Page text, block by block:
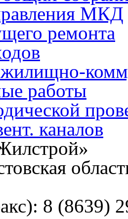
МКД
ремонта
работы
каналов
8 (8639)